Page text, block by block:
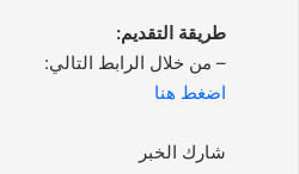
طريقة التقديم:
– من خلال الرابط التالي:
اضغط هنا
شارك الخبر